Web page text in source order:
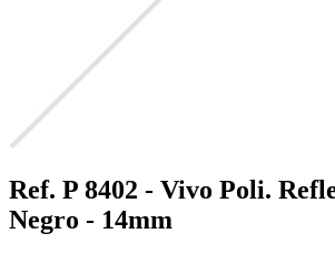
Ref. P 8402 - Vivo Poli.
Negro - 14mm